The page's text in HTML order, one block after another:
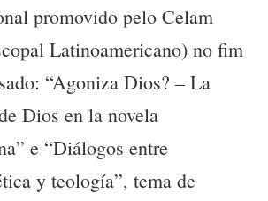
promovido pelo Celam
Latinoamericano) no fim
“Agoniza Dios? – La
Dios en la novela
e “Diálogos entre
y teología”, tema de